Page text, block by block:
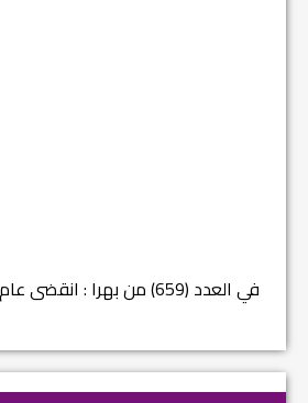
في العدد (659) من بهرا : انقضى عام النصر… م...